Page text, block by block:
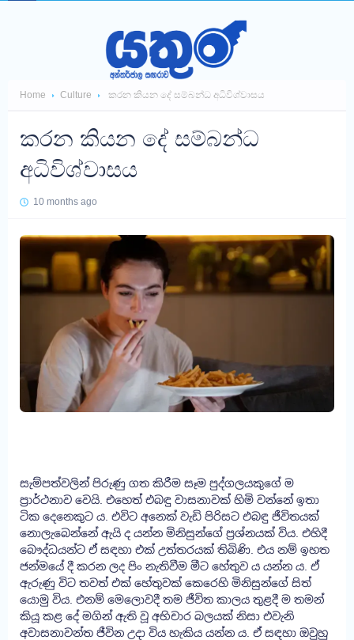
Home Culture කරන කියන දේ සම්බන්ධ අධිවිශ්වාසය
කරන කියන දේ සම්බන්ධ
අධිවිශ්වාසය
10 months ago
සැම්පත්වලින් පිරුණු ගත කිරීම සෑම පුද්ගලයකුගේ ම
ප්‍රාර්ථනාව වෙයි. එහෙත් එබඳු වාසනාවක් හිමි වන්නේ ඉතා
ටික දෙනෙකුට ය. එවිට අනෙක් වැඩි පිරිසට එබඳු ජීවිතයක්
නොලැබෙන්නේ ඇයි ද යන්න මිනිසුන්ගේ ප්‍රශ්නයක් විය. එහිදී
බෞද්ධයන්ට ඒ සඳහා එක් උත්තරයක් තිබිණි. එය නම් ඉහත
ජන්මයේ දී කරන ලද පිං නැතිවීම මීට හේතුව ය යන්න ය. ඒ
ඇරුණු විට තවත් එක් හේතුවක් කෙරෙහි මිනිසුන්ගේ සිත්
යොමු විය. එනම් මෙලොවදී තම ජීවිත කාලය තුළදී ම තමන්
කියූ කළ දේ මගින් ඇති වූ අභිචාර බලයක් නිසා එවැනි
අවාසනාවන්ත ජීවින උදා විය හැකිය යන්න ය. ඒ සඳහා ඔවුහු